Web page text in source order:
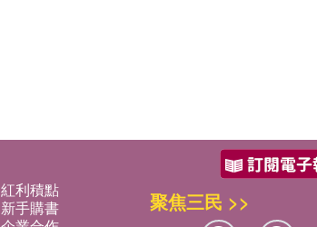
紅利積點
新手購書
聚焦三民 >>